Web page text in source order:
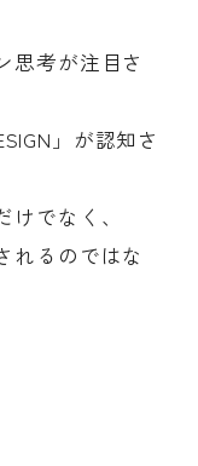
思考が注目さ
」が認知さ
でなく、
れるのではな